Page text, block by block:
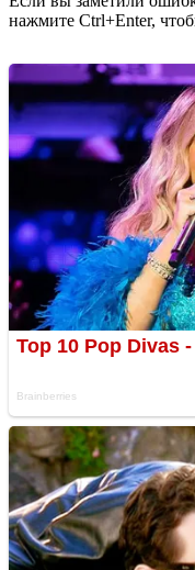
нажмите Ctrl+Enter,